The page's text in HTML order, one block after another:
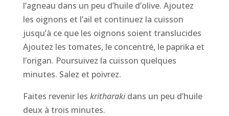
l’agneau dans un peu d’huile d’olive. Ajoutez
les oignons et l’ail et continuez la cuisson
jusqu’à ce que les oignons soient translucides
Ajoutez les tomates, le concentré, le paprika et
l’origan. Poursuivez la cuisson quelques
minutes. Salez et poivrez.
Faites revenir les kritharakidans un peu d’huile
deux à trois minutes.